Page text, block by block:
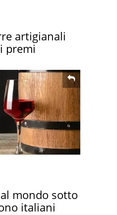
artigianali
premi
mondo sotto
italiani